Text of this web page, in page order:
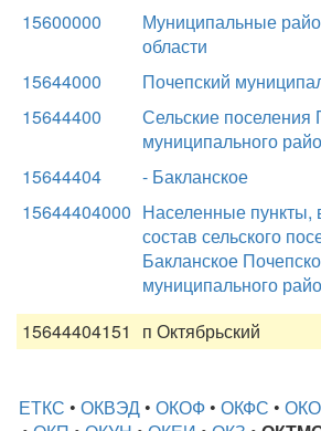
15600000
Муниципальные
области
15644000
Почепский
15644400
Сельские поселения
муниципального
15644404
- Бакланское
15644404000 Населенные пункты,
состав сельского
Бакланское
муниципального
15644404151
п Октябрьский
ЕТКС • ОКВЭД • ОКОФ • ОКФС •